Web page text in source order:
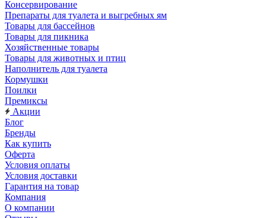
Консервирование
Препараты для туалета и выгребных ям
Товары для бассейнов
Товары для пикника
Хозяйственные товары
Товары для животных и птиц
Наполнитель для туалета
Кормушки
Поилки
Премиксы
Акции
Блог
Бренды
Как купить
Оферта
Условия оплаты
Условия доставки
Гарантия на товар
Компания
О компании